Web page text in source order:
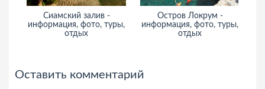
Сиамский залив -
информация, фото, туры,
отдых
Остров Локрум -
информация, фото, туры,
отдых
Оставить комментарий